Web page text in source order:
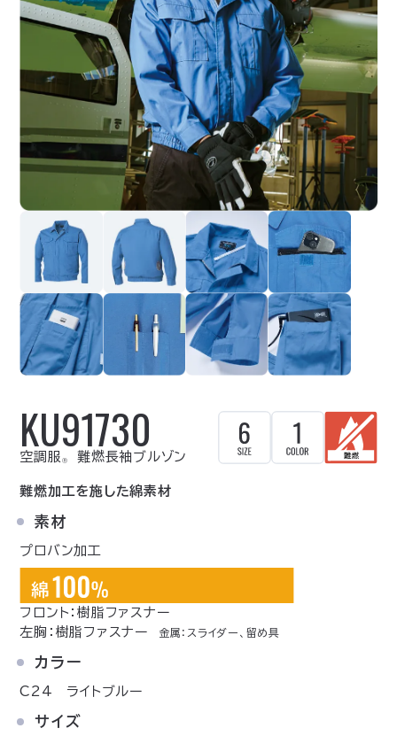
KU91730
空調服 Ⓡ 難燃長袖ブルゾン
難燃加工を施した綿素材
素材
プロバン加工
フロント：樹脂ファスナー
左胸：樹脂ファスナー
金属：スライダー、留め具
カラー
C24 ライトブルー
サイズ